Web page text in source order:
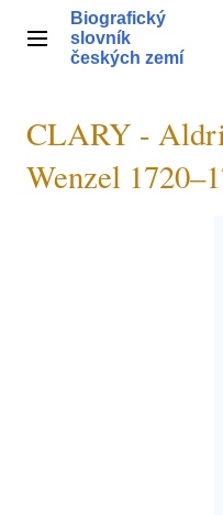
obsahHlavní menu
Biografický
slovník
českých zemí
CLARY -
Wenzel